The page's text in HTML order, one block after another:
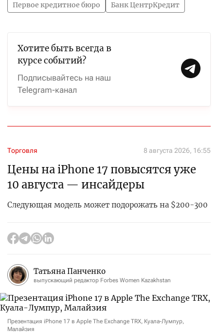
Первое кредитное бюро Банк ЦентрКредит
Хотите быть всегда в
курсе событий?
Подписывайтесь на наш
Telegram-канал
Торговля 8 августа 2026, 16:55
Цены на iPhone 17 повысятся уже
10 августа — инсайдеры
Следующая модель может подорожать на $200-300
Татьяна Панченко
выпускающий редактор Forbes Women Kazakhstan
Презентация iPhone 17 в Apple The Exchange TRX, Куала-Лумпур,
Малайзия